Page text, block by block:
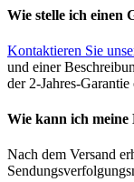
Wie stelle ich einen
Kontaktieren Sie
und einer
der 2-Jahres-
Wie kann ich meine
Nach dem Versand